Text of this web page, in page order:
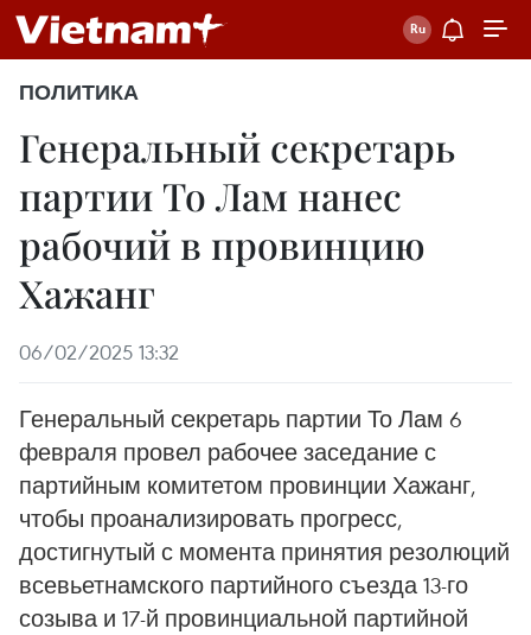
ПОЛИТИКА
Генеральный секретарь
партии То Лам нанес
рабочий в провинцию
Хажанг
06/02/2025 13:32
Генеральный секретарь партии То Лам 6
февраля провел рабочее заседание с
партийным комитетом провинции Хажанг,
чтобы проанализировать прогресс,
достигнутый с момента принятия резолюций
всевьетнамского партийного съезда 13-го
созыва и 17-й провинциальной партийной